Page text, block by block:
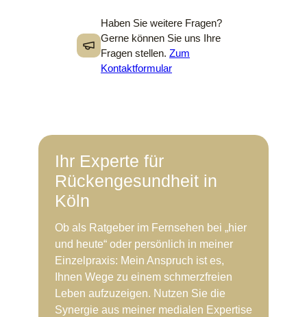
Haben Sie weitere Fragen?
Gerne können Sie uns Ihre
Fragen stellen. Zum
Kontaktformular
Ihr Experte für
Rückengesundheit in
Köln
Ob als Ratgeber im Fernsehen bei „hier
und heute“ oder persönlich in meiner
Einzelpraxis: Mein Anspruch ist es,
Ihnen Wege zu einem schmerzfreien
Leben aufzuzeigen. Nutzen Sie die
Synergie aus meiner medialen Expertise